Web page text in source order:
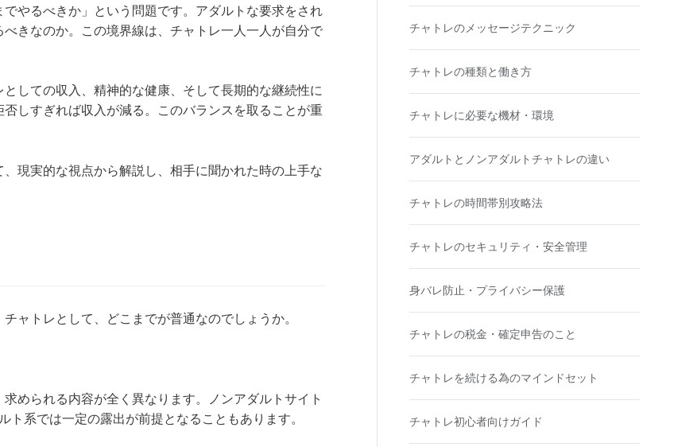
やるべきか」という問題です。アダルトな要求をされ
きなのか。この境界線は、チャトレ一人一人が自分で
しての収入、精神的な健康、そして長期的な継続性に
しすぎれば収入が減る。このバランスを取ることが重
現実的な視点から解説し、相手に聞かれた時の上手な
ャトレとして、どこまでが普通なのでしょうか。
められる内容が全く異なります。ノンアダルトサイト
系では一定の露出が前提となることもあります。
チャトレのメッセージテクニック
チャトレの種類と働き方
チャトレに必要な機材・環境
アダルトとノンアダルトチャトレの違い
チャトレの時間帯別攻略法
チャトレのセキュリティ・安全管理
身バレ防止・プライバシー保護
チャトレの税金・確定申告のこと
チャトレを続ける為のマインドセット
チャトレ初心者向けガイド